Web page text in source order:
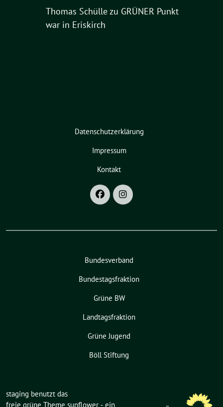
Thomas Schüllezu GRÜNER Punkt
war in Eriskirch
Datenschutzerklärung
Impressum
Kontakt
Bundesverband
Bundestagsfraktion
Grüne BW
Landtagsfraktion
Grüne Jugend
Böll Stiftung
staging benutzt das
freie grüne Theme sunflower ‐ ein